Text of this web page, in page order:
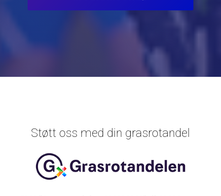
Støtt oss med din grasrotandel